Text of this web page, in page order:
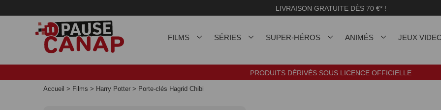
LIVRAISON GRATUITE DÈS 70 €* !
FILMS SÉRIES SUPER-HÉROS ANIMÉS JEUX
PRODUITS DÉRIVÉS SOUS LICENCE OFFICIELLE
Accueil > Films > Harry Potter > Porte-clés Hagrid Chibi